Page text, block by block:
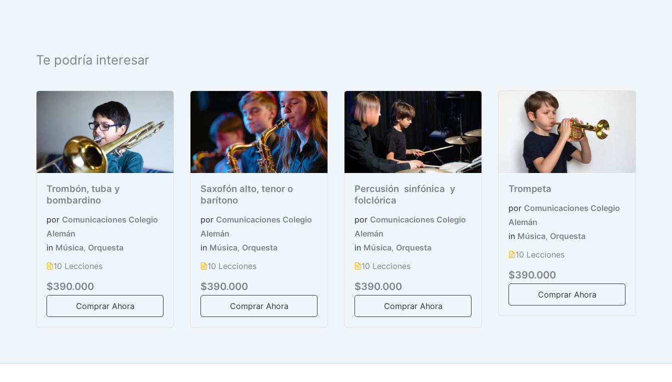
Te podría interesar
Trombón, tuba y
bombardino
por Comunicaciones Colegio
Alemán
in Música, Orquesta
10 Lecciones
$390.000
Comprar Ahora
Saxofón alto, tenor o
barítono
por Comunicaciones Colegio
Alemán
in Música, Orquesta
10 Lecciones
$390.000
Comprar Ahora
Percusión sinfónica y
folclórica
por Comunicaciones Colegio
Alemán
in Música, Orquesta
10 Lecciones
$390.000
Comprar Ahora
Trompeta
por Comunicaciones Colegio
Alemán
in Música, Orquesta
10 Lecciones
$390.000
Comprar Ahora